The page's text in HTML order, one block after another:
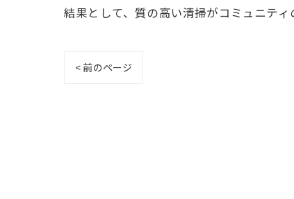
結果として、質の高い清掃がコミュニテ
< 前のページ